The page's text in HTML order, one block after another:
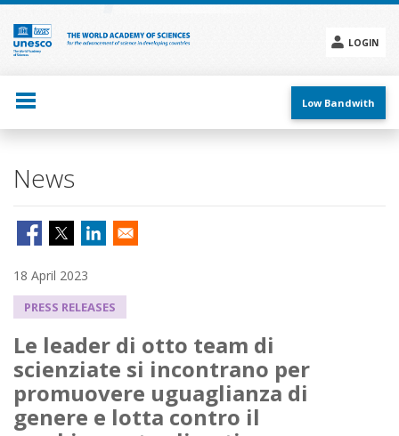
Skip
main
content
LOGIN
menu
Low Bandwith
News
18 April 2023
PRESS RELEASES
Le leader di otto team di
scienziate si incontrano per
promuovere uguaglianza di
genere e lotta contro il